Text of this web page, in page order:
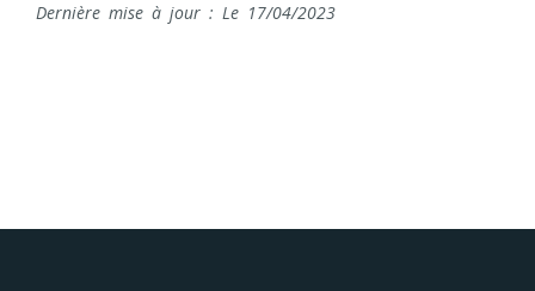
Dernière mise à jour : Le 17/04/2023